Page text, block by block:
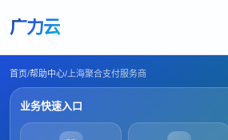
广力云
首页/帮助中心/ 上海聚合支付服务商
业务快速入口